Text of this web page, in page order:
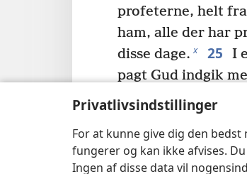
Privatlivsindstillinger
For at kunne give dig den
fungerer og kan ikke afvises.
Ingen af disse data vil
profeterne, helt
ham, alle der har
disse dage. x 25
I
pagt Gud indgik
til Abraham: ‘Ved
blive velsignet.’
tjener, sendte han
jer ved at vende